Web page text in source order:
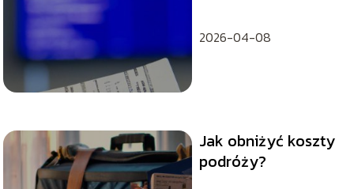
2026-04-08
Jak obniżyć koszty
podróży?